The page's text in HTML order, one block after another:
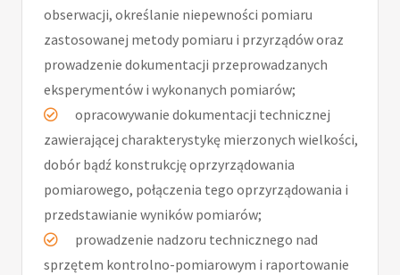
obserwacji, określanie niepewności pomiaru
zastosowanej metody pomiaru i przyrządów oraz
prowadzenie dokumentacji przeprowadzanych
eksperymentów i wykonanych pomiarów;
opracowywanie dokumentacji technicznej
zawierającej charakterystykę mierzonych wielkości,
dobór bądź konstrukcję oprzyrządowania
pomiarowego, połączenia tego oprzyrządowania i
przedstawianie wyników pomiarów;
prowadzenie nadzoru technicznego nad
sprzętem kontrolno-pomiarowym i raportowanie